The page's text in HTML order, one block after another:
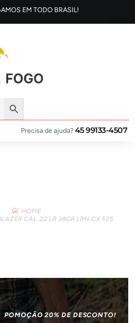
EM TODO BRASIL!
Precisa de ajuda?45 99133-4507
HOME
CAL .22 LR 38GR LRN CX 525
POMOÇÃO 20% DE DESCONTO!